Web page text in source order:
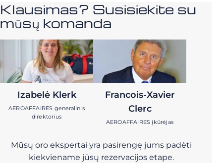
Klausimas? Susisiekite su
mūsų komanda
Izabelė Klerk
AEROAFFAIRES generalinis
direktorius
Francois-Xavier
Clerc
AEROAFFAIRES įkūrėjas
Mūsų oro ekspertai yra pasirengę jums padėti
kiekviename jūsų rezervacijos etape.